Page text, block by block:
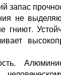
запас
не
гниют.